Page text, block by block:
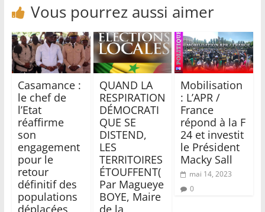
Vous pourrez aussi aimer
Casamance :
le chef de
l’Etat
réaffirme
son
engagement
pour le
retour
définitif des
populations
déplacées
QUAND LA
RESPIRATION
DÉMOCRATI
QUE SE
DISTEND,
LES
TERRITOIRES
ÉTOUFFENT(
Par Magueye
BOYE, Maire
de la
Mobilisation
: L’APR /
France
répond à la F
24 et investit
le Président
Macky Sall
mai 14, 2023
0